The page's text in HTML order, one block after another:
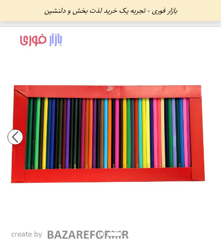
بازار فوری - تجربه یک خرید لذت بخش و دلنشین